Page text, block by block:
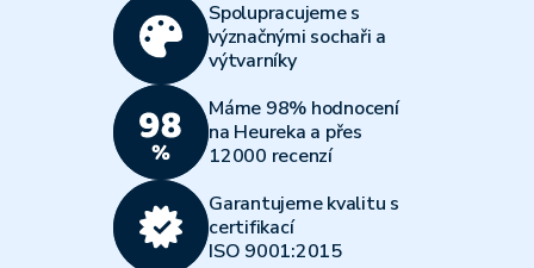
Spolupracujeme s
význačnými sochaři a
výtvarníky
Máme 98% hodnocení
na Heureka a přes
12000 recenzí
Garantujeme kvalitu s
certifikací
ISO 9001:2015